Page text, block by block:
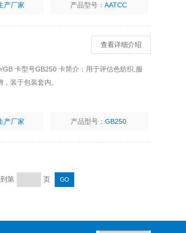
产厂家 产品型号：AATCC
查看详细介绍
卡型号GB250 卡简介：用于评估色纺织,服
装于包装套内。
产厂家 产品型号：GB250
第 页